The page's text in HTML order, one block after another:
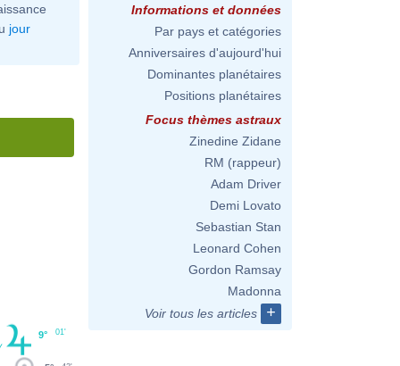
jour
9° 01'
Informations et données
Par pays et catégories
Anniversaires d'aujourd'hui
Dominantes planétaires
Positions planétaires
Focus thèmes astraux
Zinedine Zidane
RM (rappeur)
Adam Driver
Demi Lovato
Sebastian Stan
Leonard Cohen
Gordon Ramsay
Madonna
Voir tous les articles
+